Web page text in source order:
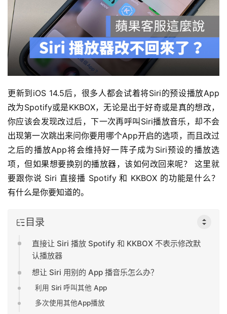
更新到iOS 14.5后，很多人都会试着将Siri的预设播放App
改为Spotify或是KKBOX，无论是出于好奇或是真的想改，
你应该会发现改过后，下一次再呼叫Siri播放音乐，却不会
出现第一次跳出来问你要用哪个App开启的选项，而且改过
之后的播放App将会维持好一阵子成为Siri预设的播放选
项，但如果想要换别的播放器，该如何改回来呢？ 这里就
要跟你说 Siri 直接播 Spotify 和 KKBOX 的功能是什么？
有什么是你要知道的。
目录
直接让 Siri 播放 Spotify 和 KKBOX 不表示修改默
认播放器
想让 Siri 用别的 App 播音乐怎么办？
利用 Siri 呼叫其他 App
多次使用其他App播放